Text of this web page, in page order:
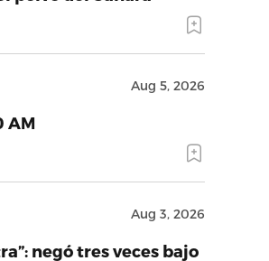
Aug 5, 2026
AM
Aug 3, 2026
negó tres veces bajo